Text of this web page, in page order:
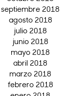
septiembre 2018
agosto 2018
julio 2018
junio 2018
mayo 2018
abril 2018
marzo 2018
febrero 2018